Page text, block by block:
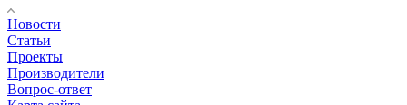
Новости
Статьи
Проекты
Производители
Вопрос-ответ